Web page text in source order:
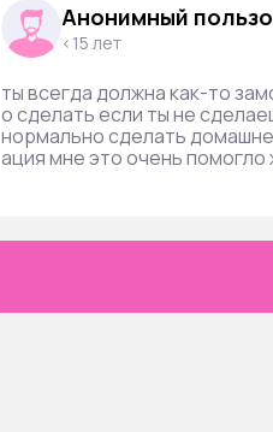
Анонимный
<15 лет
ты всегда должна как-то
о сделать если ты не
нормально сделать
ация мне это очень